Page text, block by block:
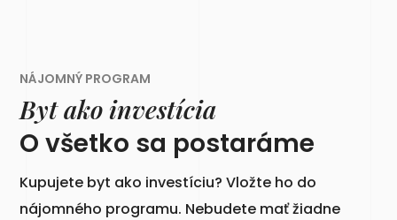
NÁJOMNÝ PROGRAM
Byt ako investícia
O všetko sa postaráme
Kupujete byt ako investíciu? Vložte ho do
nájomného programu. Nebudete mať žiadne